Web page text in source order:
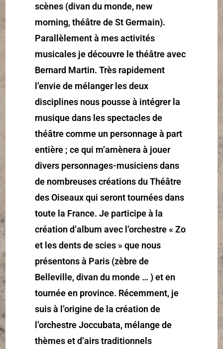
scènes (divan du monde, new
morning, théâtre de St Germain).
Parallèlement à mes activités
musicales je découvre le théâtre avec
Bernard Martin. Très rapidement
l’envie de mélanger les deux
disciplines nous pousse à intégrer la
musique dans les spectacles de
théâtre comme un personnage à part
entière ; ce qui m’amènera à jouer
divers personnages-musiciens dans
de nombreuses créations du Théâtre
des Oiseaux qui seront tournées dans
toute la France. Je participe à la
création d’album avec l’orchestre « Zo
et les dents de scies » que nous
présentons à Paris (zèbre de
Belleville, divan du monde … ) et en
tournée en province. Récemment, je
suis à l’origine de la création de
l’orchestre Joccubata, mélange de
thèmes et d’airs traditionnels